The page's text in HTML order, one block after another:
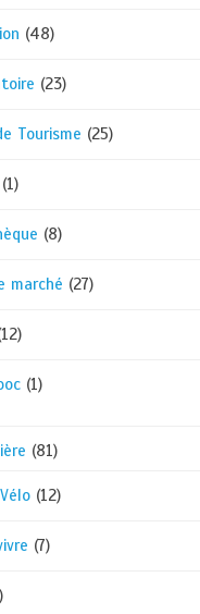
(48)
(23)
Tourisme (25)
(1)
(8)
marché (27)
(1)
(81)
(12)
(7)